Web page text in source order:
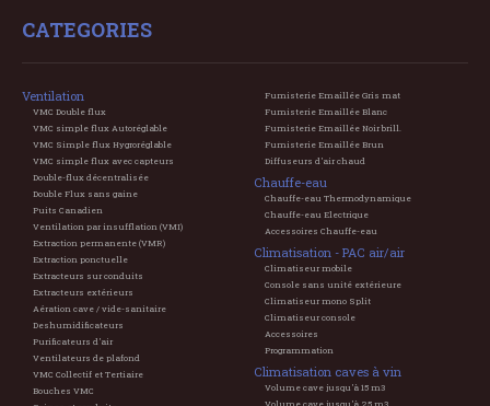
CATEGORIES
Ventilation
VMC Double flux
VMC simple flux Autoréglable
VMC Simple flux Hygroréglable
VMC simple flux avec capteurs
Double-flux décentralisée
Double Flux sans gaine
Puits Canadien
Ventilation par insufflation (VMI)
Extraction permanente (VMR)
Extraction ponctuelle
Extracteurs sur conduits
Extracteurs extérieurs
Aération cave / vide-sanitaire
Deshumidificateurs
Purificateurs d'air
Ventilateurs de plafond
VMC Collectif et Tertiaire
Bouches VMC
Fumisterie Emaillée Gris mat
Fumisterie Emaillée Blanc
Fumisterie Emaillée Noir brill.
Fumisterie Emaillée Brun
Diffuseurs d'air chaud
Chauffe-eau
Chauffe-eau Thermodynamique
Chauffe-eau Electrique
Accessoires Chauffe-eau
Climatisation - PAC air/air
Climatiseur mobile
Console sans unité extérieure
Climatiseur mono Split
Climatiseur console
Accessoires
Programmation
Climatisation caves à vin
Volume cave jusqu'à 15 m3